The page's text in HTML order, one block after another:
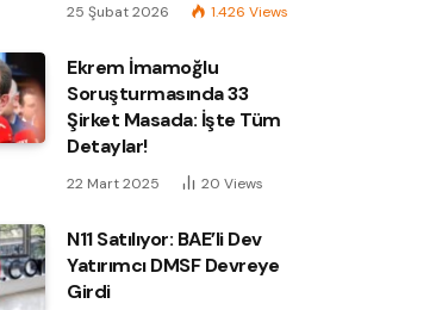
25 Şubat 2026 1.426 Views
Ekrem İmamoğlu
Soruşturmasında 33
Şirket Masada: İşte Tüm
Detaylar!
22 Mart 2025 20 Views
N11 Satılıyor: BAE’li Dev
Yatırımcı DMSF Devreye
Girdi